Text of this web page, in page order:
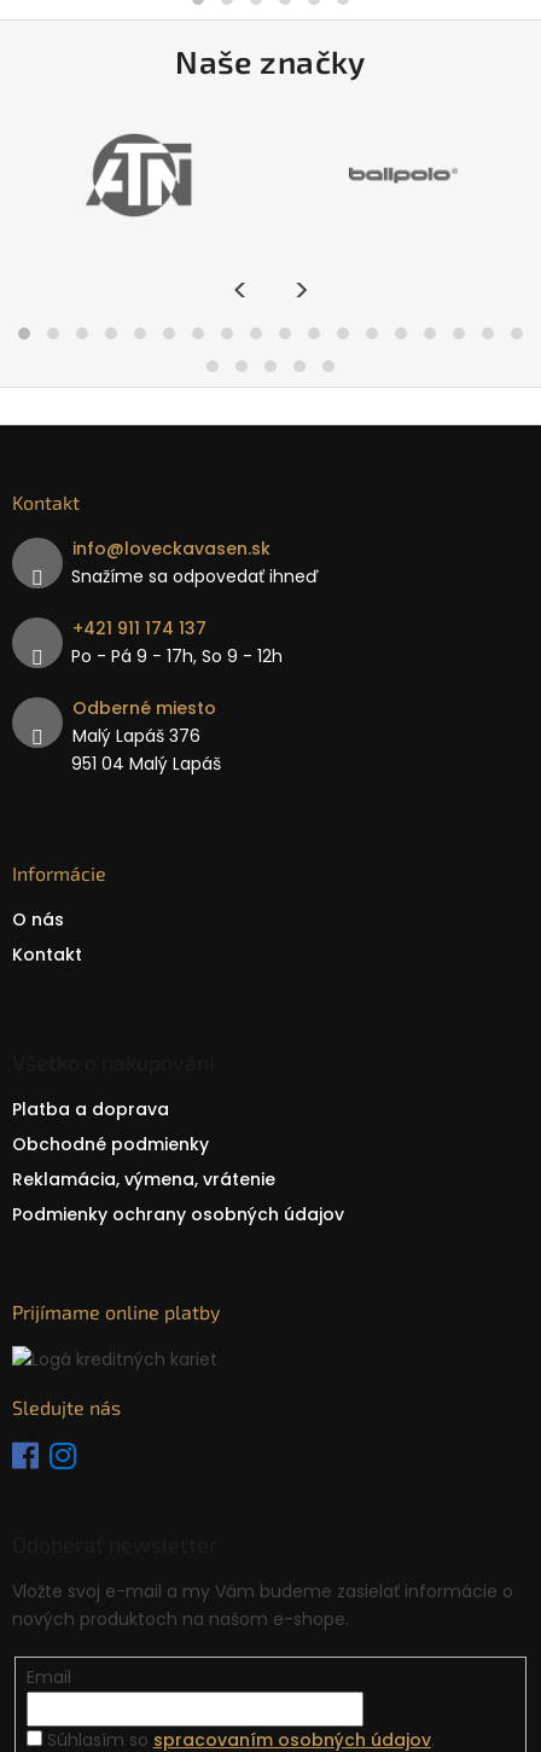
Naše značky
< >
Kontakt
info@loveckavasen.sk
Snažíme sa odpovedať ihneď
+421 911 174 137
Po - Pá 9 − 17h, So 9 - 12h
Odberné miesto
Malý Lapáš 376
951 04 Malý Lapáš
Informácie
O nás
Kontakt
Platba a doprava
Obchodné podmienky
Reklamácia, výmena, vrátenie
Podmienky ochrany osobných údajov
Prijímame online platby
Sledujte nás
Vložte svoj e-mail a my Vám budeme zasielať informácie o
nových produktoch na našom e-shope.
Email
Súhlasím so spracovaním osobných údajov.